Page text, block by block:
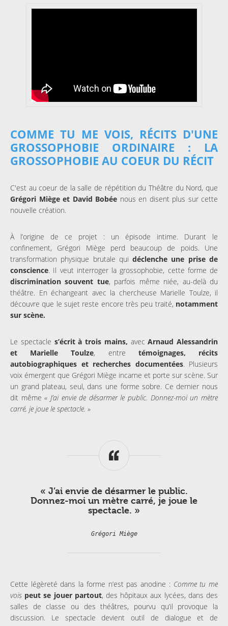
COMME TU ME VOIS, RÉCITS D'UNE
GROSSOPHOBIE ORDINAIRE : LA
GROSSOPHOBIE AU COEUR DU RÉCIT
C'est au coeur de la salle de répétition du Théâtre du Nord, que
Grégori Miège et David Bobée nous en disent plus sur cette
nouvelle création.
À l’origine de ce projet : un épisode intime. Durant le
confinement, Grégori Miège perd beaucoup de poids. Une
transformation physique brutale quidéclenche une prise de
conscience. Il veut interroger la grossophobie, cette forme de
discrimination souvent tue, parfois même niée, au-delà du
théâtre. En échangeant avec la chercheuse Marielle Toulze, il
découvre que le sujet reste encore très peu traité, notamment
sur scène.
Le spectacle s’écrit à trois mains, avecArnaud Alessandrin
et Marielle Toulze, entre témoignages, récits
autobiographiques et recherches documentées. Plusieurs
voix émergent que Grégori Miège incarne et porte sur scène. Sur
un grand plateau, seul, dans une forme sobre. Ce dernier nous
dit même« J’ai envie de désarmer le public. Donnez-moi un mètre
carré, je joue le spectacle. »
« J’ai envie de désarmer le public.
Donnez-moi un mètre carré, je joue le
spectacle. »
Grégori Miège
Cette légèreté dans la forme n’est pas anodine : Comme tu me
vois peut se jouer partout, des hôpitaux aux lycées, dans des
salles de classe ou des théâtres, pourvu qu’il provoque la
discussion. Le spectacle devient outil de dialogue et de